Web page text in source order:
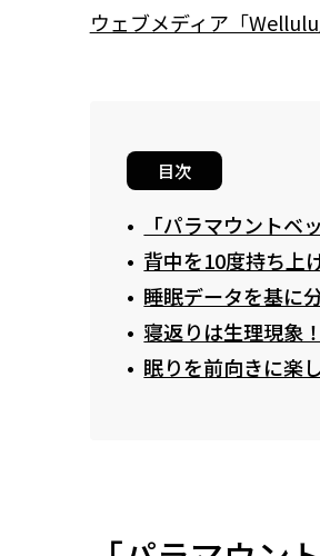
ウェブメディア「
目次
「パラマウントベ
背中を10度持ち上
睡眠データを基に
寝返りは生理現象
眠りを前向きに楽